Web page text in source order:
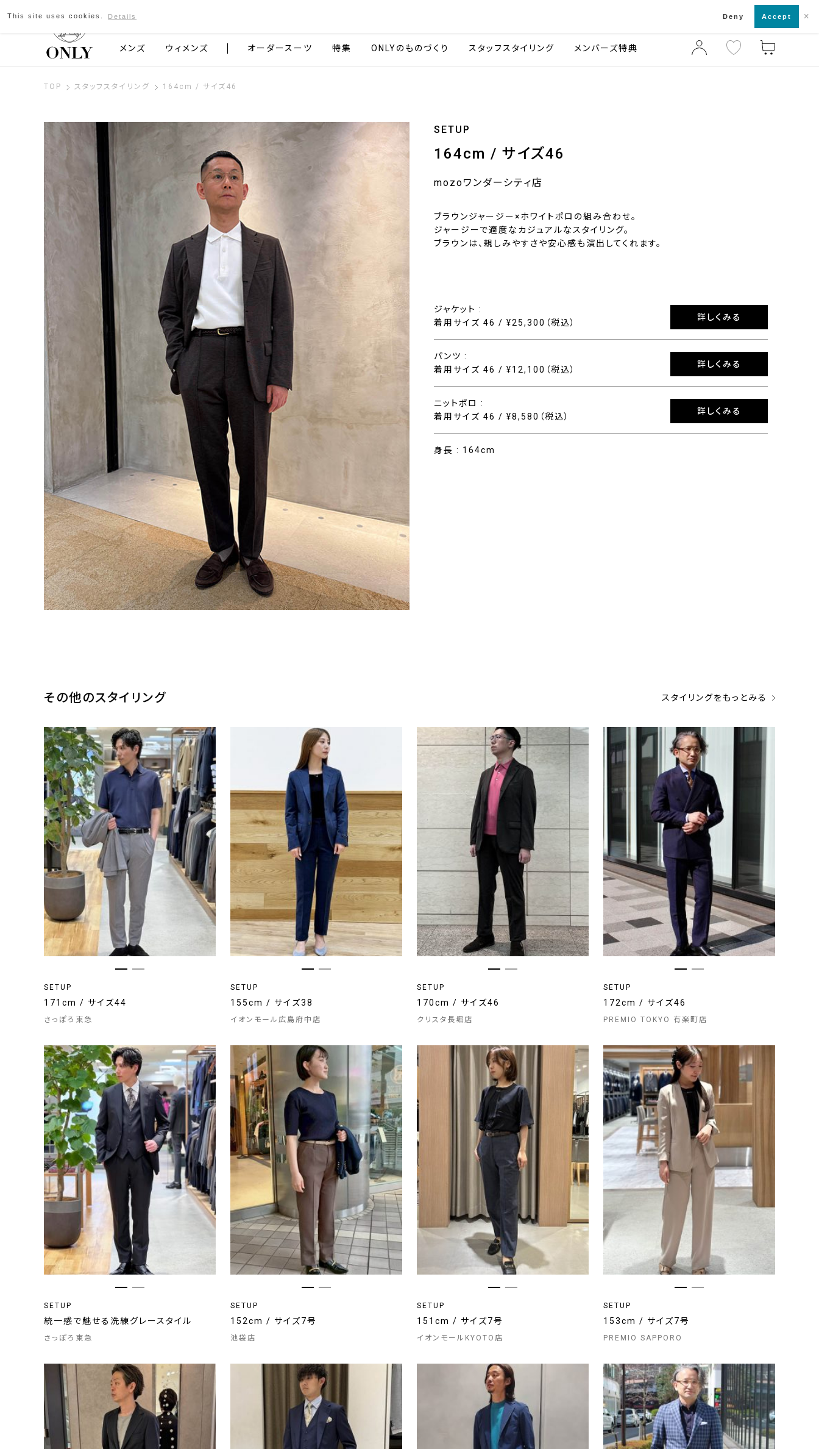
京都発のスーツブランド ONLY 店舗一覧・来店予約
メンズ ウィメンズ オーダースーツ 特集 ONLYのものづくり スタッフスタイリング メンバーズ特典
TOP スタッフスタイリング 164cm / サイズ46
SETUP
164cm / サイズ46
mozoワンダーシティ店
ブラウンジャージー×ホワイトポロの組み合わせ。
ジャージーで適度なカジュアルなスタイリング。
ブラウンは、親しみやすさや安心感も演出してくれます。
ジャケット :
着用サイズ 46 / ¥25,300（税込）
詳しくみる
パンツ :
着用サイズ 46 / ¥12,100（税込）
詳しくみる
ニットポロ :
着用サイズ 46 / ¥8,580（税込）
詳しくみる
身長 : 164cm
その他のスタイリング スタイリングをもっとみる
SETUP
171cm / サイズ44
さっぽろ東急
SETUP
155cm / サイズ38
イオンモール広島府中店
SETUP
170cm / サイズ46
クリスタ長堀店
SETUP
172cm / サイズ46
PREMIO TOKYO 有楽町店
SETUP
統一感で魅せる洗練グレースタイル
さっぽろ東急
SETUP
152cm / サイズ7号
池袋店
SETUP
151cm / サイズ7号
イオンモールKYOTO店
SETUP
153cm / サイズ7号
PREMIO SAPPORO
This site uses cookies. Details Deny Accept ×